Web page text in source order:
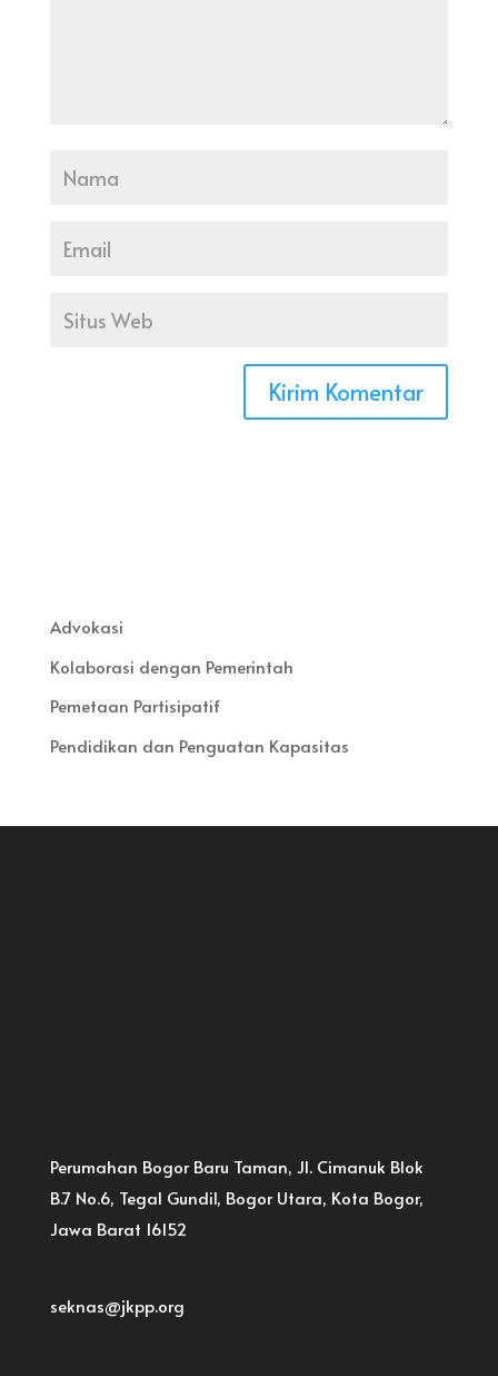
Advokasi
Kolaborasi dengan Pemerintah
Pemetaan Partisipatif
Pendidikan dan Penguatan Kapasitas
Perumahan Bogor Baru Taman, Jl. Cimanuk Blok
B.7 No.6, Tegal Gundil, Bogor Utara, Kota Bogor,
Jawa Barat 16152
seknas@jkpp.org